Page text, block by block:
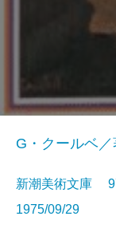
G・クールベ／
新潮美術文庫
1975/09/29